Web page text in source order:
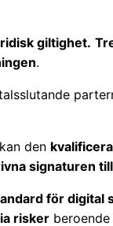
giltighet.
.
den
signaturen
för digital
risker